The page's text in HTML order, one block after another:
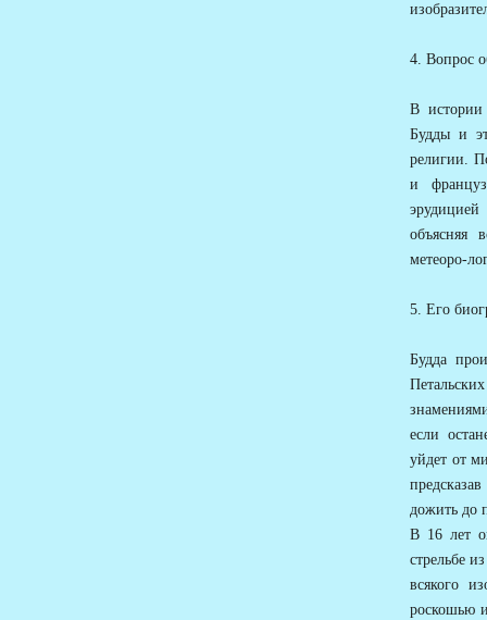
4. Вопрос
В истории
Будды и
религии.
и
объясняя
метеоро-
5. Его
Будда
если
уйдет от
дожить до
В 16 лет
стрельбе
всякого
роскошью